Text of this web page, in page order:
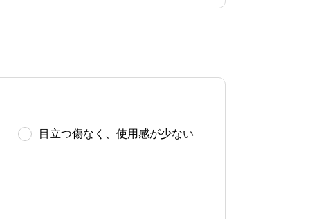
目立つ傷なく、使用感が少ない